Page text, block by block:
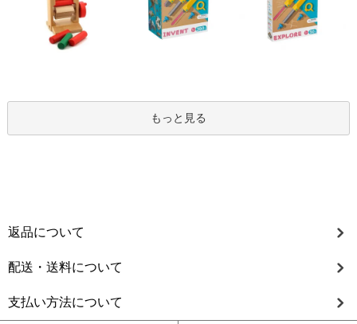
もっと見る
返品について
配送・送料について
支払い方法について